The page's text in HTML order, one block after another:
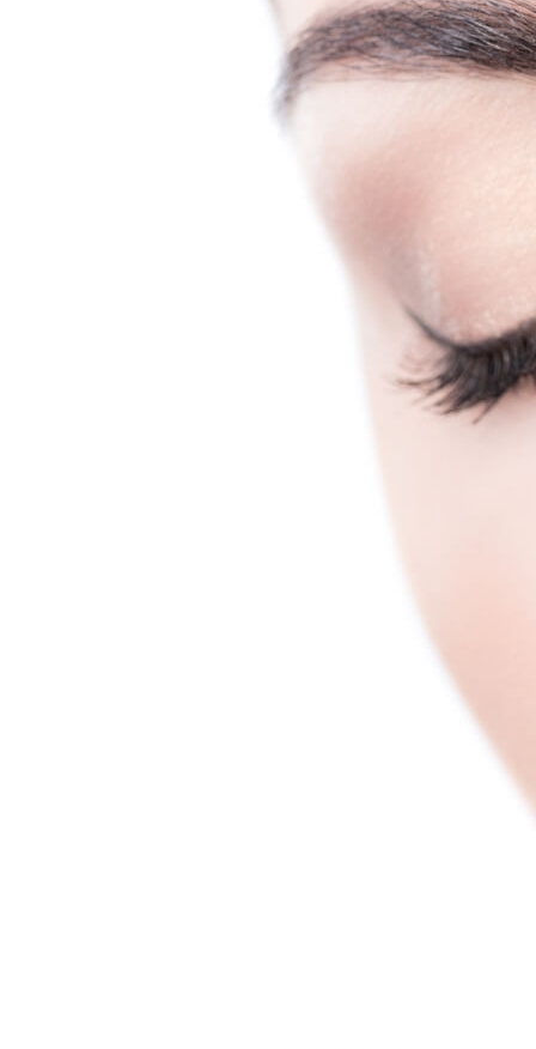
Психологи Назвали 9 Признаков Того,
Полезные Советы, Которые Помогут
Мясной Рулет С Соевым Соусом И